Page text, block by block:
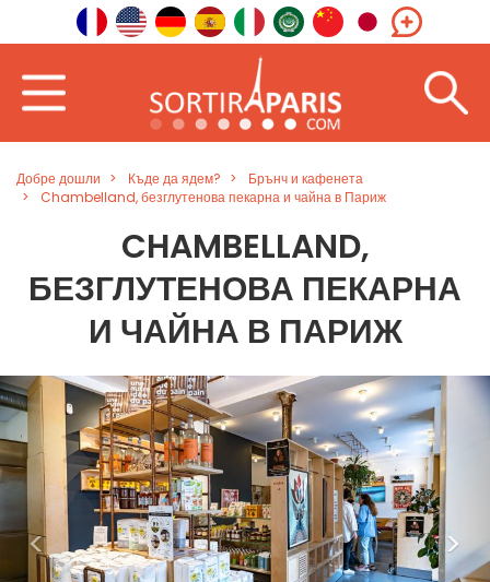
Добре дошли Къде да ядем?
Брънч и кафенета
Chambelland, безглутенова пекарна и чайна в Париж
CHAMBELLAND,
БЕЗГЛУТЕНОВА ПЕКАРНА
И ЧАЙНА В ПАРИЖ
< >